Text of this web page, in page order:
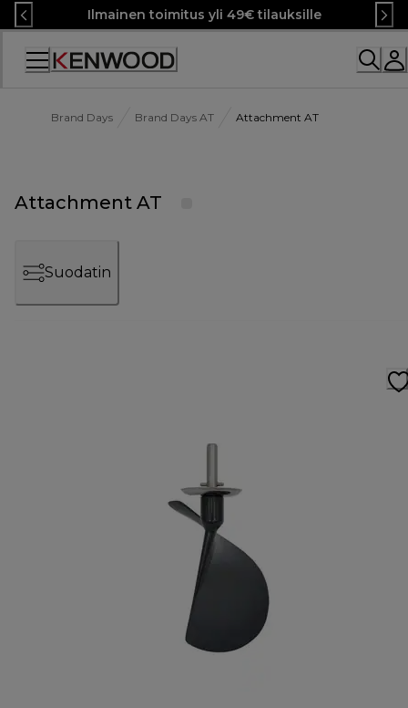
Skip
to
Content
Ilmainen toimitus yli 49€ tilauksille
Brand Days Brand Days AT Attachment AT
Attachment AT
Suodatin